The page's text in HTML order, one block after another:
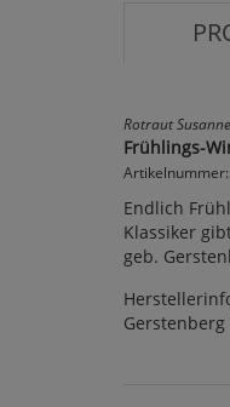
Rotraut
Frühlings-
Endlich
Klassiker
geb.
Gerstenberg